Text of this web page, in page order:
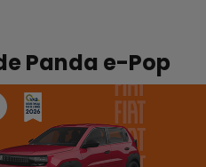
Panda e-Pop